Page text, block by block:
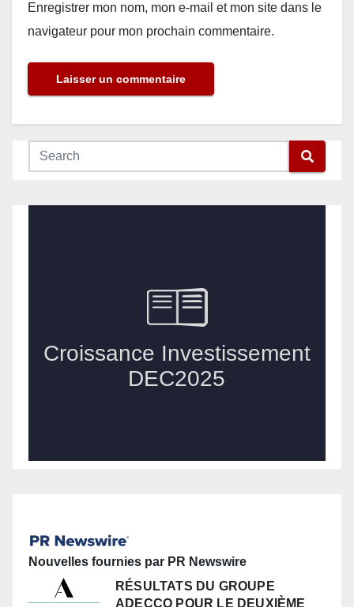
Enregistrer mon nom, mon e-mail et mon site dans le
navigateur pour mon prochain commentaire.
Nouvelles fournies par PR Newswire
RÉSULTATS DU GROUPE
ADECCO POUR LE DEUXIÈME